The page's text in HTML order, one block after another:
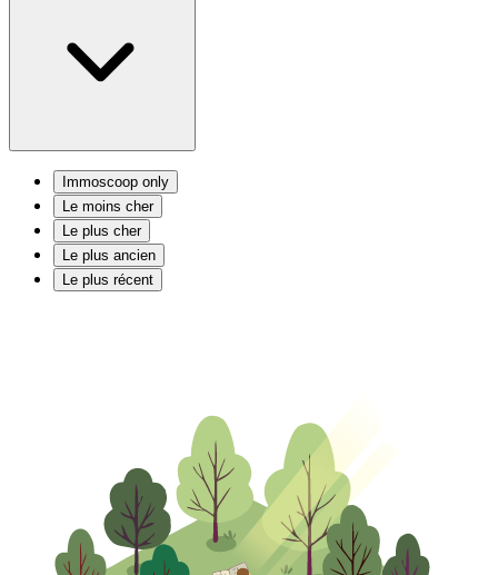
Immoscoop only
Le moins cher
Le plus cher
Le plus ancien
Le plus récent